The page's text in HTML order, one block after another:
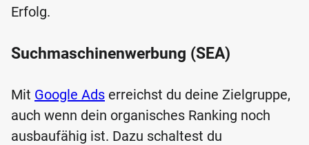
Erfolg.
Suchmaschinenwerbung (SEA)
Mit Google Ads erreichst du deine Zielgruppe,
auch wenn dein organisches Ranking noch
ausbaufähig ist. Dazu schaltest du